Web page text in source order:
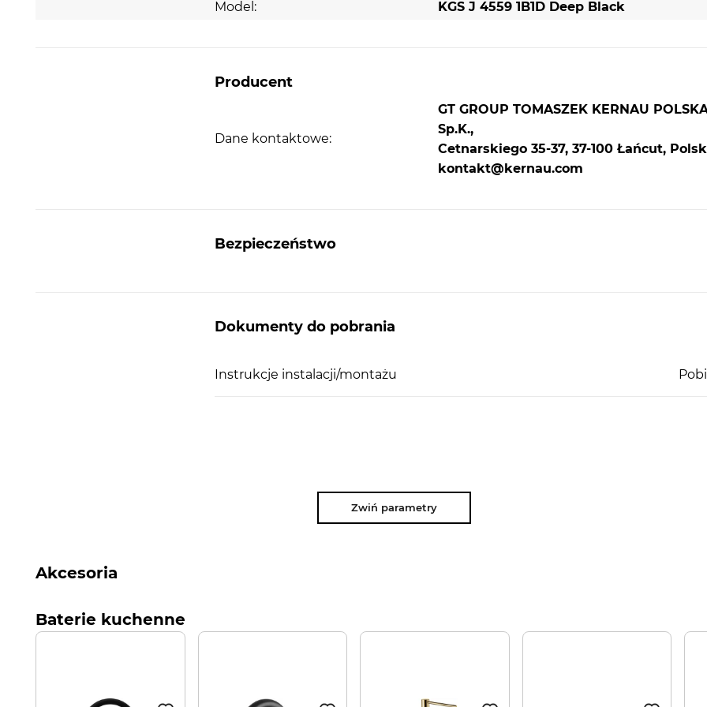
możesz go umieścić z ociekaczem po lewej lub prawej
Zlew jest wykonany z konglomeratu granitowego
i niskie temperatury. Wszystko po to, by zapewnić Ci jak
ODPORNOŚĆ NA SZOK TERMICZNY: TAK
WYSOKA ODPORNOŚĆ NA USZKODZENIA
Model:
KGS J 4559 1B1D Deep Black
Producent
Dane kontaktowe:
GT GROUP TOMASZEK KERNAU
Sp.K.,
Cetnarskiego 35-37, 37-100 Łańcut,
kontakt@kernau.com
Bezpieczeństwo
Dokumenty do pobrania
Instrukcje instalacji/montażu
Zwiń parametry
Akcesoria
Baterie kuchenne